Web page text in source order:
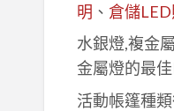
明 、 倉儲
水銀燈,複金
金屬燈的最
活動帳篷種